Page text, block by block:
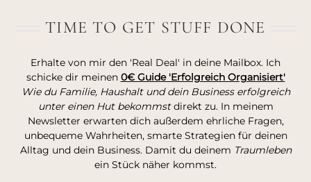
TIME TO GET STUFF DONE
Erhalte von mir den 'Real Deal' in deine Mailbox. Ich
schicke dir meinen 0€ Guide 'Erfolgreich Organisiert'
Wie du Familie, Haushalt und dein Business erfolgreich
unter einen Hut bekommstdirekt zu. In meinem
Newsletter erwarten dich außerdem ehrliche Fragen,
unbequeme Wahrheiten, smarte Strategien für deinen
Alltag und dein Business. Damit du deinem Traumleben
ein Stück näher kommst.